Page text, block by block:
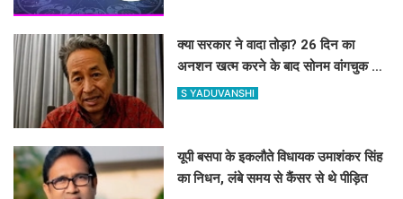
क्या सरकार ने वादा तोड़ा? 26 दिन का
अनशन खत्म करने के बाद सोनम वांगचुक ने
शेयर की तस्वीरें, लगाए बड़े आरोप
S YADUVANSHI
यूपी बसपा के इकलौते विधायक उमाशंकर सिंह
का निधन, लंबे समय से कैंसर से थे पीड़ित